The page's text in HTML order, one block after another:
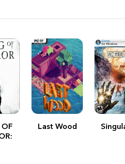
Last Wood